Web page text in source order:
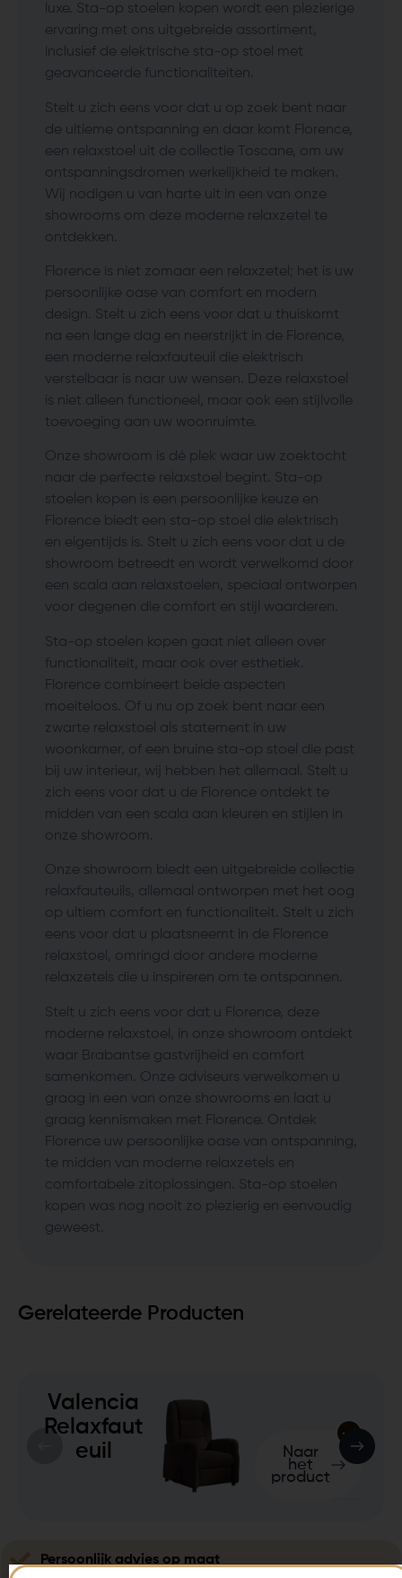
luxe. Sta-op stoelen kopen wordt een plezierige
ervaring met ons uitgebreide assortiment,
inclusief de elektrische sta-op stoel met
geavanceerde functionaliteiten.
Stelt u zich eens voor dat u op zoek bent naar
de ultieme ontspanning en daar komt Florence,
een relaxstoel uit de collectie Toscane, om uw
ontspanningsdromen werkelijkheid te maken.
Wij nodigen u van harte uit in een van onze
showrooms om deze moderne relaxzetel te
ontdekken.
Florence is niet zomaar een relaxzetel; het is uw
persoonlijke oase van comfort en modern
design. Stelt u zich eens voor dat u thuiskomt
na een lange dag en neerstrijkt in de Florence,
een moderne relaxfauteuil die elektrisch
verstelbaar is naar uw wensen. Deze relaxstoel
is niet alleen functioneel, maar ook een stijlvolle
toevoeging aan uw woonruimte.
Onze showroom is dé plek waar uw zoektocht
naar de perfecte relaxstoel begint. Sta-op
stoelen kopen is een persoonlijke keuze en
Florence biedt een sta-op stoel die elektrisch
en eigentijds is. Stelt u zich eens voor dat u de
showroom betreedt en wordt verwelkomd door
een scala aan relaxstoelen, speciaal ontworpen
voor degenen die comfort en stijl waarderen.
Sta-op stoelen kopen gaat niet alleen over
functionaliteit, maar ook over esthetiek.
Florence combineert beide aspecten
moeiteloos. Of u nu op zoek bent naar een
zwarte relaxstoel als statement in uw
woonkamer, of een bruine sta-op stoel die past
bij uw interieur, wij hebben het allemaal. Stelt u
zich eens voor dat u de Florence ontdekt te
midden van een scala aan kleuren en stijlen in
onze showroom.
Onze showroom biedt een uitgebreide collectie
relaxfauteuils, allemaal ontworpen met het oog
op ultiem comfort en functionaliteit. Stelt u zich
eens voor dat u plaatsneemt in de Florence
relaxstoel, omringd door andere moderne
relaxzetels die u inspireren om te ontspannen.
Stelt u zich eens voor dat u Florence, deze
moderne relaxstoel, in onze showroom ontdekt
waar Brabantse gastvrijheid en comfort
samenkomen. Onze adviseurs verwelkomen u
graag in een van onze showrooms en laat u
graag kennismaken met Florence. Ontdek
Florence uw persoonlijke oase van ontspanning,
te midden van moderne relaxzetels en
comfortabele zitoplossingen. Sta-op stoelen
kopen was nog nooit zo plezierig en eenvoudig
geweest.
Gerelateerde Producten
Valencia
Relaxfaut
euil
Naar
het
product
Persoonlijk advies op maat